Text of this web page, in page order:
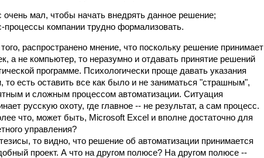
очень мал, чтобы начать внедрять данное решение;
процессы компании трудно формализовать.
распространено мнение, что поскольку решение принимает
а не компьютер, то неразумно и отдавать принятие решений
программе. Психологически проще давать указания
то есть оставить все как было и не заниматься "страшным",
и сложным процессом автоматизации. Ситуация
русскую охоту, где главное -- не результат, а сам процесс.
что, может быть, Microsoft Excel и вполне достаточно для
управления?
то видно, что решение об автоматизации принимается
проект. А что на другом полюсе? На другом полюсе --